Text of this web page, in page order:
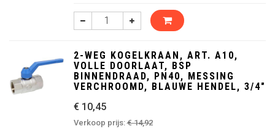
2-WEG KOGELKRAAN, ART. A10,
VOLLE DOORLAAT, BSP
BINNENDRAAD, PN40, MESSING
VERCHROOMD, BLAUWE HENDEL, 3/4"
€ 10,45
Verkoop prijs:€ 14,92